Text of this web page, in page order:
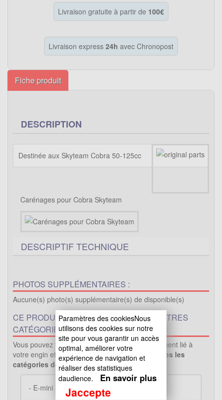
Livraison gratuite à partir de 100€
Livraison express 24h avec Chronopost
Fiche produit
DESCRIPTION
Destinée aux Skyteam Cobra 50-125cc
Carénages pour Cobra Skyteam
DESCRIPTIF TECHNIQUE
PHOTOS SUPPLÉMENTAIRES :
Aucune(s) photo(s) supplémentaire(s) de disponible(s)
CE PRODUIT EST PROPOSÉ DANS D'AUTRES
CATÉGORIES
Vous pouvez trouver ici le même produit directement lié à
votre engin et vérifier la compatibiliter..(
Voir toutes les
catégories de ce produit..)
- E-mini Skyteam -> Carénages
Paramètres des cookiesNous
utilisons des cookies sur notre
site pour vous garantir un accès
optimal, améliorer votre
expérience de navigation et
réaliser des statistiques
daudience.
En savoir plus
Jaccepte